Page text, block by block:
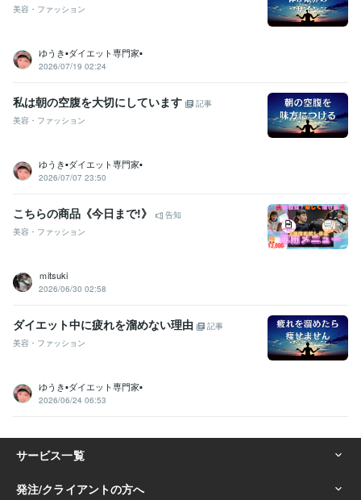
美容・ファッション
ゆうき▪️ダイエット専門家▪️
2026/07/19 02:24
私は朝の空腹を大切にしています
記事
美容・ファッション
ゆうき▪️ダイエット専門家▪️
2026/07/07 23:50
こちらの商品《今日まで!》
告知
美容・ファッション
ｍitsuki
2026/06/30 02:58
ダイエット中に疲れを溜めない理由
記事
美容・ファッション
ゆうき▪️ダイエット専門家▪️
2026/06/24 06:53